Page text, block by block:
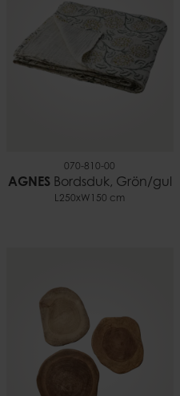
070-810-00
AGNESBordsduk, Grön/gul
L250xW150 cm